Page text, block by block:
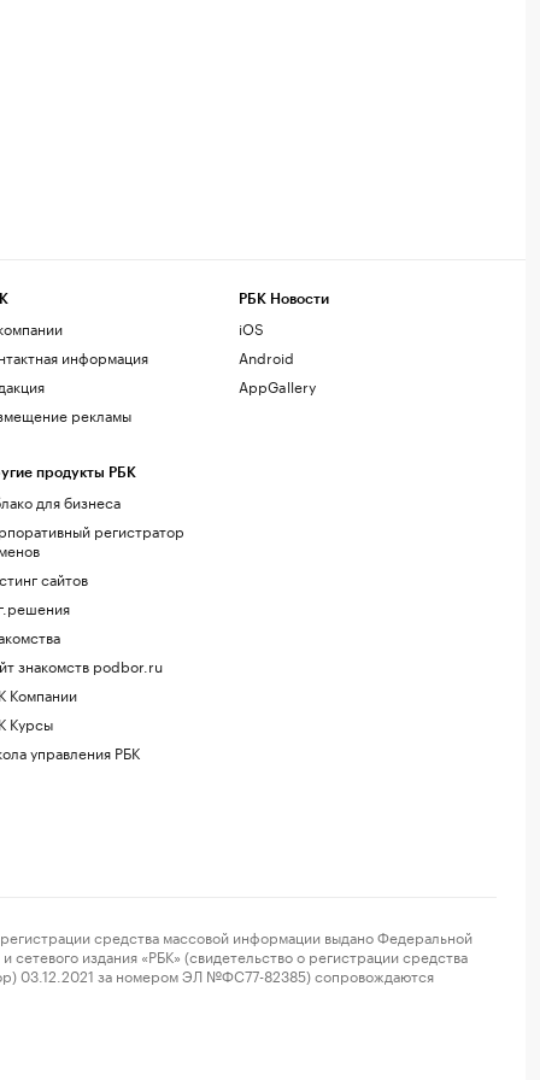
информация
рекламы
продукты РБК
для бизнеса
регистратор
сайтов
знакомств podbor.ru
Компании
Курсы
управления РБК
РБК Новости
iOS
Android
AppGallery
средства массовой информации выдано Федеральной
издания «РБК» (свидетельство о регистрации средства
03.12.2021 за номером ЭЛ №ФС77-82385) сопровождаются